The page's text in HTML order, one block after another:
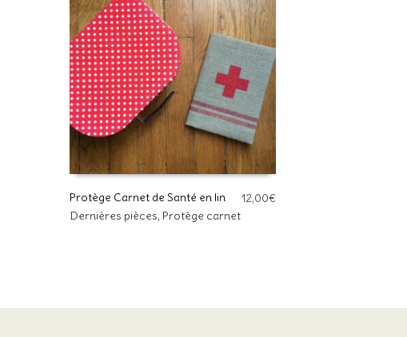
AJOUTER AU PANIER
Protège Carnet de Santé en lin
Dernières pièces, Protège carnet
12,00€